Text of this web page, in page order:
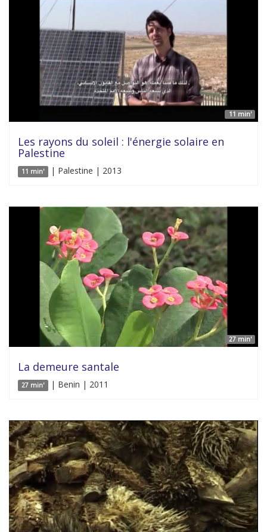
11 min'
Les rayons du soleil : l'énergie solaire en
Palestine
11 min' | Palestine | 2013
27 min'
La demeure santale
27 min' | Benin | 2011